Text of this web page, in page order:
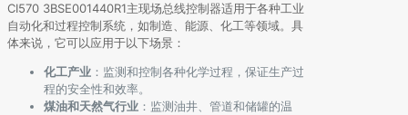
CI570 3BSE001440R1主现场总线控制器适用于各种工业
自动化和过程控制系统，如制造、能源、化工等领域。具
体来说，它可以应用于以下场景：
化工产业 ：监测和控制各种化学过程，保证生产过
程的安全性和效率。
煤油和天然气行业 ：监测油井、管道和储罐的温